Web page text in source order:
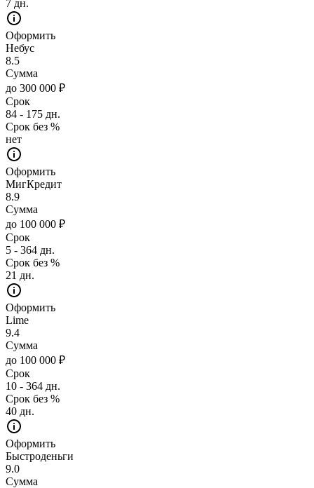
7 дн.
Оформить
Небус
8.5
Сумма
до 300 000 ₽
Срок
84 - 175 дн.
Срок без %
нет
Оформить
МигКредит
8.9
Сумма
до 100 000 ₽
Срок
5 - 364 дн.
Срок без %
21 дн.
Оформить
Lime
9.4
Сумма
до 100 000 ₽
Срок
10 - 364 дн.
Срок без %
40 дн.
Оформить
Быстроденьги
9.0
Сумма